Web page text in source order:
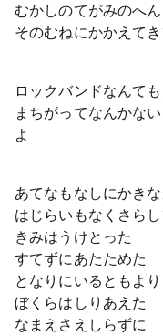
むかしのてがみのへ
そのむねにかかえて
ロックバンドなんて
まちがってなんかな
よ
あてなもなしにかき
はじらいもなくさら
きみはうけとった
すてずにあたためた
となりにいるともよ
ぼくらはしりあえた
なまえさえしらずに